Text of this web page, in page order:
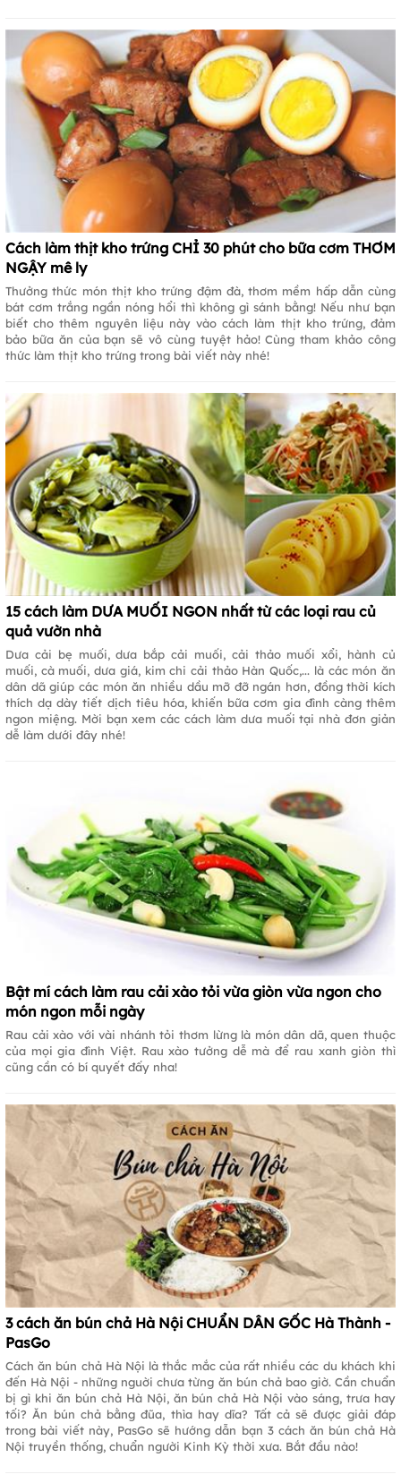
Cách làm thịt kho trứng CHỈ 30 phút cho bữa cơm THƠM
NGẬY mê ly
Thưởng thức món thịt kho trứng đậm đà, thơm mềm hấp dẫn cùng
bát cơm trắng ngần nóng hổi thì không gì sánh bằng! Nếu như bạn
biết cho thêm nguyên liệu này vào cách làm thịt kho trứng, đảm
bảo bữa ăn của bạn sẽ vô cùng tuyệt hảo! Cùng tham khảo công
thức làm thịt kho trứng trong bài viết này nhé!
15 cách làm DƯA MUỐI NGON nhất từ các loại rau củ
quả vườn nhà
Dưa cải bẹ muối, dưa bắp cải muối, cải thảo muối xổi, hành củ
muối, cà muối, dưa giá, kim chi cải thảo Hàn Quốc,... là các món ăn
dân dã giúp các món ăn nhiều dầu mỡ đỡ ngán hơn, đồng thời kích
thích dạ dày tiết dịch tiêu hóa, khiến bữa cơm gia đình càng thêm
ngon miệng. Mời bạn xem các cách làm dưa muối tại nhà đơn giản
dễ làm dưới đây nhé!
Bật mí cách làm rau cải xào tỏi vừa giòn vừa ngon cho
món ngon mỗi ngày
Rau cải xào với vài nhánh tỏi thơm lừng là món dân dã, quen thuộc
của mọi gia đình Việt. Rau xào tưởng dễ mà để rau xanh giòn thì
cũng cần có bí quyết đấy nha!
3 cách ăn bún chả Hà Nội CHUẨN DÂN GỐC Hà Thành -
PasGo
Cách ăn bún chả Hà Nội là thắc mắc của rất nhiều các du khách khi
đến Hà Nội - những nguời chưa từng ăn bún chả bao giờ. Cần chuẩn
bị gì khi ăn bún chả Hà Nội, ăn bún chả Hà Nội vào sáng, trưa hay
tối? Ăn bún chả bằng đũa, thìa hay dĩa? Tất cả sẽ được giải đáp
trong bài viết này, PasGo sẽ hướng dẫn bạn 3 cách ăn bún chả Hà
Nội truyền thống, chuẩn người Kinh Kỳ thời xưa. Bắt đầu nào!